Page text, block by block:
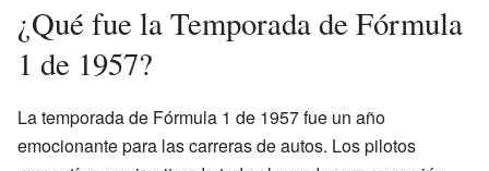
¿Qué fue la Temporada de Fórmula
1 de 1957?
La temporada de Fórmula 1 de 1957 fue un año
emocionante para las carreras de autos. Los pilotos